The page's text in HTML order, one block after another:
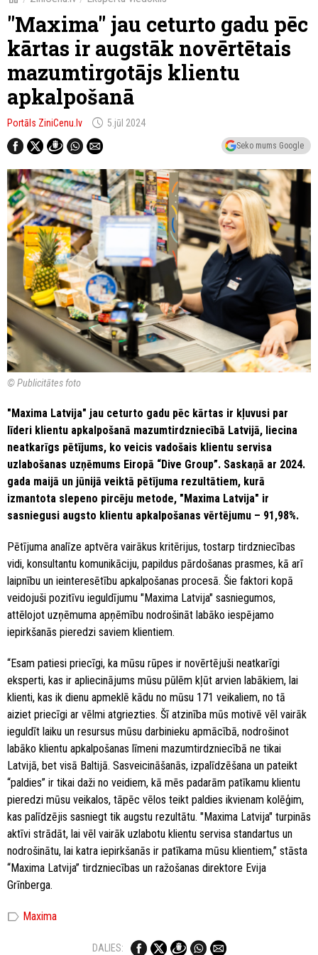
"Maxima" jau ceturto gadu pēc
kārtas ir augstāk novērtētais
mazumtirgotājs klientu
apkalpošanā
Portāls ZiniCenu.lv schedule 5.jūl 2024
Seko mums Google
© Publicitātes foto
"Maxima Latvija" jau ceturto gadu pēc kārtas ir kļuvusi par
līderi klientu apkalpošanā mazumtirdzniecībā Latvijā, liecina
neatkarīgs pētījums, ko veicis vadošais klientu servisa
uzlabošanas uzņēmums Eiropā “Dive Group”. Saskaņā ar 2024.
gada maijā un jūnijā veiktā pētījuma rezultātiem, kurā
izmantota slepeno pircēju metode, "Maxima Latvija" ir
sasniegusi augsto klientu apkalpošanas vērtējumu – 91,98%.
Pētījuma analīze aptvēra vairākus kritērijus, tostarp tirdzniecības
vidi, konsultantu komunikāciju, papildus pārdošanas prasmes, kā arī
laipnību un ieinteresētību apkalpošanas procesā. Šie faktori kopā
veidojuši pozitīvu ieguldījumu "Maxima Latvija" sasniegumos,
attēlojot uzņēmuma apņēmību nodrošināt labāko iespējamo
iepirkšanās pieredzi saviem klientiem.
“Esam patiesi priecīgi, ka mūsu rūpes ir novērtējuši neatkarīgi
eksperti, kas ir apliecinājums mūsu pūlēm kļūt arvien labākiem, lai
klienti, kas ik dienu apmeklē kādu no mūsu 171 veikaliem, no tā
aiziet priecīgi ar vēlmi atgriezties. Šī atzinība mūs motivē vēl vairāk
ieguldīt laiku un resursus mūsu darbinieku apmācībā, nodrošinot
labāko klientu apkalpošanas līmeni mazumtirdzniecībā ne tikai
Latvijā, bet visā Baltijā. Sasveicināšanās, izpalīdzēšana un pateikt
“paldies” ir tikai daži no veidiem, kā mēs padarām patīkamu klientu
pieredzi mūsu veikalos, tāpēc vēlos teikt paldies ikvienam kolēģim,
kas palīdzējis sasniegt tik augstu rezultātu. "Maxima Latvija" turpinās
aktīvi strādāt, lai vēl vairāk uzlabotu klientu servisa standartus un
nodrošinātu, lai katra iepirkšanās ir patīkama mūsu klientiem,” stāsta
“Maxima Latvija” tirdzniecības un ražošanas direktore Evija
Grīnberga.
label Maxima
DALIES: